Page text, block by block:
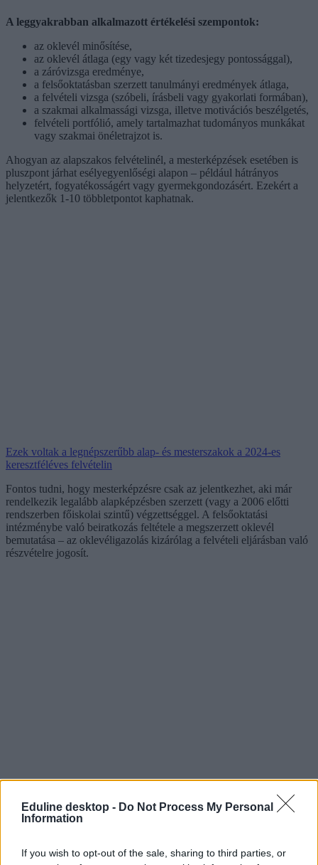
Eduline desktop - Do Not Process My Personal
Information
If you wish to opt-out of the sale, sharing to third parties, or
A leggyakrabban alkalmazott értékelési szempontok:
az oklevél minősítése,
az oklevél átlaga (egy vagy két tizedesjegy pontossággal),
a záróvizsga eredménye,
a felsőoktatásban szerzett tanulmányi eredmények átlaga,
a felvételi vizsga (szóbeli, írásbeli vagy gyakorlati formában),
a szakmai alkalmassági vizsga, illetve motivációs beszélgetés,
felvételi portfólió, amely tartalmazhat tudományos munkákat
vagy szakmai önéletrajzot is.
Ahogyan az alapszakos felvételinél, a mesterképzések esetében is
pluszpont járhat esélyegyenlőségi alapon – például hátrányos
helyzetért, fogyatékosságért vagy gyermekgondozásért. Ezekért a
jelentkezők 1-10 többletpontot kaphatnak.
Ezek voltak a legnépszerűbb alap- és mesterszakok a 2024-es
keresztféléves felvételin
Fontos tudni, hogy mesterképzésre csak az jelentkezhet, aki már
rendelkezik legalább alapképzésben szerzett (vagy a 2006 előtti
rendszerben főiskolai szintű) végzettséggel. A felsőoktatási
intézménybe való beiratkozás feltétele a megszerzett oklevél
bemutatása – az oklevéligazolás kizárólag a felvételi eljárásban való
részvételre jogosít.